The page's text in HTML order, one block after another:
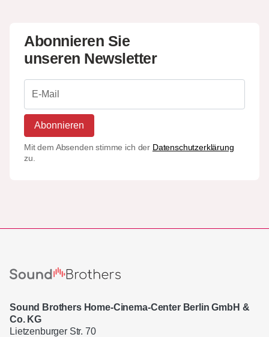
Abonnieren Sie
unseren Newsletter
Abonnieren
Mit dem Absenden stimme ich der Datenschutzerklärung
zu.
Sound Brothers Home-Cinema-Center Berlin GmbH &
Co. KG
Lietzenburger Str. 70